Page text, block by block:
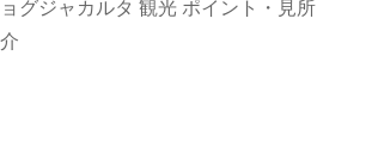
グジャカルタ 観光 ポイント・見所